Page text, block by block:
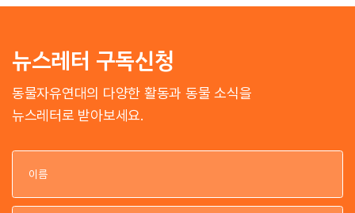
뉴스레터 구독신청
동물자유연대의 다양한 활동과 동물 소식을
뉴스레터로 받아보세요.
이